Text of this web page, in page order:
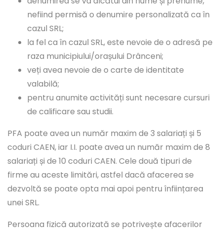
nefiind permisă o denumire personalizată ca în
cazul SRL;
la fel ca în cazul SRL, este nevoie de o adresă pe
raza municipiului/orașului Drânceni;
veți avea nevoie de o carte de identitate
valabilă;
pentru anumite activități sunt necesare cursuri
de calificare sau studii.
PFA poate avea un număr maxim de 3 salariați și 5
coduri CAEN, iar I.I. poate avea un număr maxim de 8
salariați și de 10 coduri CAEN. Cele două tipuri de
firme au aceste limitări, astfel dacă afacerea se
dezvoltă se poate opta mai apoi pentru înființarea
unei SRL.
Persoana fizică autorizată se potrivește afacerilor